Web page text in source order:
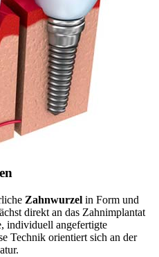
Zahnwurzel in Form und
direkt an das Zahnimplantat
individuell angefertigte
Technik orientiert sich an der